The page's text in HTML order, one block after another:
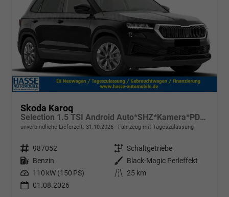
Skoda Karoq
Selection 1.5 TSI Android Auto*SHZ*Kamera*PDC v/h*Klimaauto*SUNSET*LED
unverbindliche Lieferzeit: 31.10.2026 Fahrzeug mit Tageszulassung
Fahrzeugnr. 987052 Getriebe Schaltgetriebe
Kraftstoff Benzin Außenfarbe
Black-Magic Perleffekt
Leistung 110 kW (150 PS) Kilometerstand
25 km
01.08.2026